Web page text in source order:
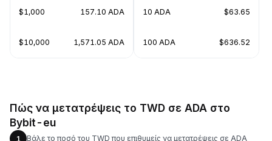
$1,000 157.10 ADA
$10,000 1,571.05 ADA
10 ADA $63.65
100 ADA $636.52
Πώς να μετατρέψεις το TWD σε ADA στο
Bybit-eu
1 Βάλε το ποσό του TWD που επιθυμείς να μετατρέψεις σε ADA